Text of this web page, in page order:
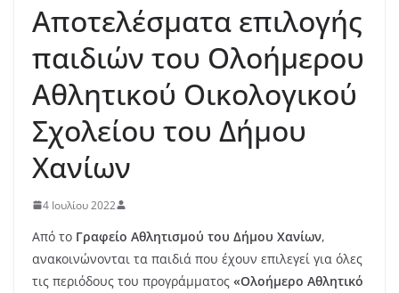
Αποτελέσματα επιλογής
παιδιών του Ολοήμερου
Αθλητικού Οικολογικού
Σχολείου του Δήμου
Χανίων
4 Ιουλίου 2022
Από το Γραφείο Αθλητισμού του Δήμου Χανίων,
ανακοινώνονται τα παιδιά που έχουν επιλεγεί για όλες
τις περιόδους του προγράμματος «Ολοήμερο Αθλητικό